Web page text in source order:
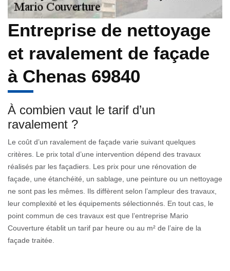
Entreprise de nettoyage
et ravalement de façade
à Chenas 69840
À combien vaut le tarif d’un
ravalement ?
Le coût d’un ravalement de façade varie suivant quelques
critères. Le prix total d’une intervention dépend des travaux
réalisés par les façadiers. Les prix pour une rénovation de
façade, une étanchéité, un sablage, une peinture ou un nettoyage
ne sont pas les mêmes. Ils diffèrent selon l’ampleur des travaux,
leur complexité et les équipements sélectionnés. En tout cas, le
point commun de ces travaux est que l’entreprise Mario
Couverture établit un tarif par heure ou au m² de l’aire de la
façade traitée.